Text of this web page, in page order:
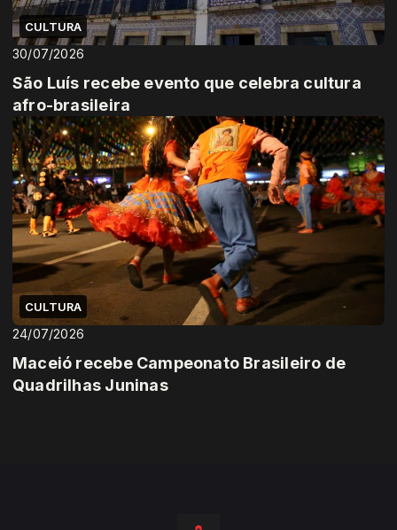
CULTURA
30/07/2026
São Luís recebe evento que celebra cultura
afro-brasileira
CULTURA
24/07/2026
Maceió recebe Campeonato Brasileiro de
Quadrilhas Juninas